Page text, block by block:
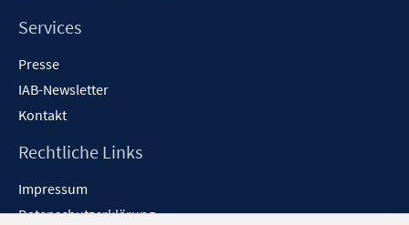
Services
Presse
IAB-Newsletter
Kontakt
Rechtliche Links
Impressum
Datenschutzerklärung